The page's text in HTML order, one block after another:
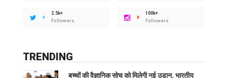
2.5k+
Followers
100k+
Followers
TRENDING
बच्चों की वैज्ञानिक सोच को मिलेगी नई उड़ान, भारतीय